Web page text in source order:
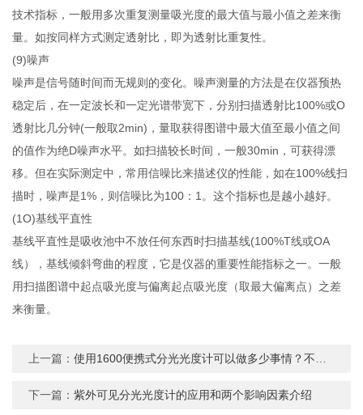
技术指标，一般用多次重复测量吸光度的最大值与最小值之差来衡
量。如按同样方式测定透射比，即为透射比重复性。
(9)噪声
噪声是信号随时间而无规则的变化。噪声测量的方法是在仪器预热
稳定后，在一定波长和一定光谱带宽下，分别扫描透射比100%或O
透射比几分钟(一般取2min)，量取获得图谱中最大值至最小值之间
的值作为绝D噪声水平。如扫描较长时间，一般30min，可获得漂
移。但在实际测定中，常用信噪比来描述仪的性能，如在100%线扫
描时，噪声是1%，则信噪比为100：1。这个指标也是越小越好。
(1O)基线平直性
基线平直性是吸收池中不放任何东西时扫描基线(100%T线或OA
线），基线倾斜弯曲的程度，它是仪器的重要性能指标之一。一般
用扫描图谱中起点吸光度与偏离起点吸光度（取最大偏离点）之差
来衡量。
上一篇：使用1600便携式分光光度计可以做多少事情？不妨来盘点一下
下一篇：紫外可见分光光度计的应用和两个影响因素介绍